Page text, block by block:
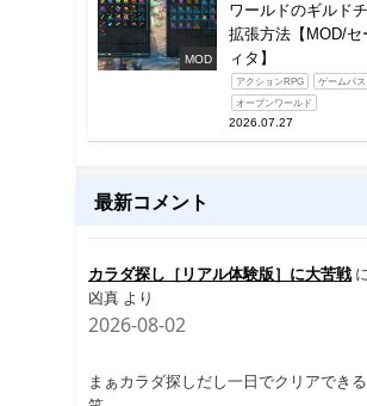
MOD
ワールドのギルド
拡張方法【MOD/セ
ィタ】
アクションRPG ゲームパス
オープンワールド
2026.07.27
最新コメント
カラダ探し［リアル体験版］に大苦戦 に
凶真 より
2026-08-02
まぁカラダ探しだし一日でクリアでき